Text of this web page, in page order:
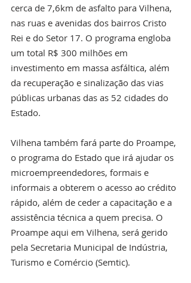
cerca de 7,6km de asfalto para Vilhena,
nas ruas e avenidas dos bairros Cristo
Rei e do Setor 17. O programa engloba
um total R$ 300 milhões em
investimento em massa asfáltica, além
da recuperação e sinalização das vias
públicas urbanas das as 52 cidades do
Estado.
Vilhena também fará parte do Proampe,
o programa do Estado que irá ajudar os
microempreendedores, formais e
informais a obterem o acesso ao crédito
rápido, além de ceder a capacitação e a
assistência técnica a quem precisa. O
Proampe aqui em Vilhena, será gerido
pela Secretaria Municipal de Indústria,
Turismo e Comércio (Semtic).